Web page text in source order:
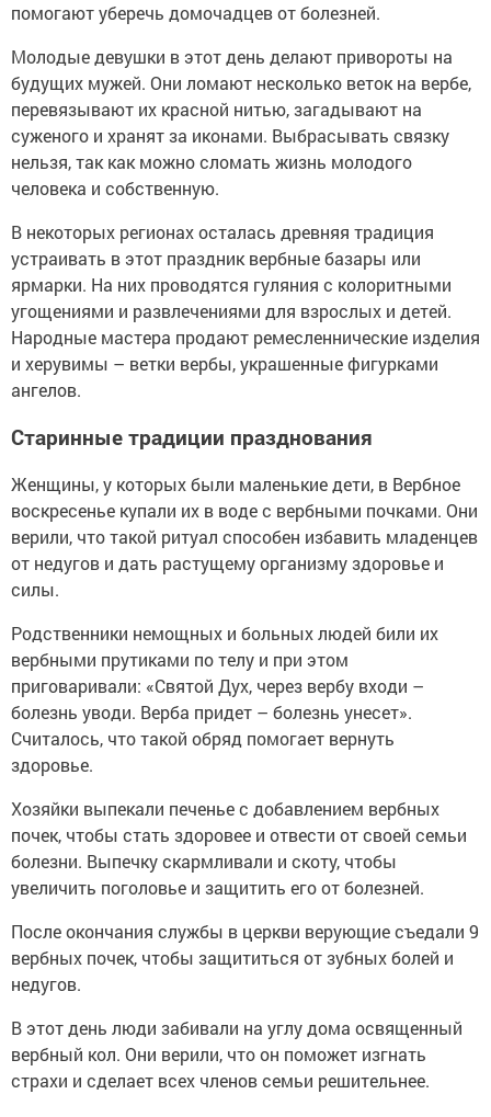
помогают уберечь домочадцев от болезней.
Молодые девушки в этот день делают привороты на
будущих мужей. Они ломают несколько веток на вербе,
перевязывают их красной нитью, загадывают на
суженого и хранят за иконами. Выбрасывать связку
нельзя, так как можно сломать жизнь молодого
человека и собственную.
В некоторых регионах осталась древняя традиция
устраивать в этот праздник вербные базары или
ярмарки. На них проводятся гуляния с колоритными
угощениями и развлечениями для взрослых и детей.
Народные мастера продают ремесленнические изделия
и херувимы – ветки вербы, украшенные фигурками
ангелов.
Старинные традиции празднования
Женщины, у которых были маленькие дети, в Вербное
воскресенье купали их в воде с вербными почками. Они
верили, что такой ритуал способен избавить младенцев
от недугов и дать растущему организму здоровье и
силы.
Родственники немощных и больных людей били их
вербными прутиками по телу и при этом
приговаривали: «Святой Дух, через вербу входи –
болезнь уводи. Верба придет – болезнь унесет».
Считалось, что такой обряд помогает вернуть
здоровье.
Хозяйки выпекали печенье с добавлением вербных
почек, чтобы стать здоровее и отвести от своей семьи
болезни. Выпечку скармливали и скоту, чтобы
увеличить поголовье и защитить его от болезней.
После окончания службы в церкви верующие съедали 9
вербных почек, чтобы защититься от зубных болей и
недугов.
В этот день люди забивали на углу дома освященный
вербный кол. Они верили, что он поможет изгнать
страхи и сделает всех членов семьи решительнее.